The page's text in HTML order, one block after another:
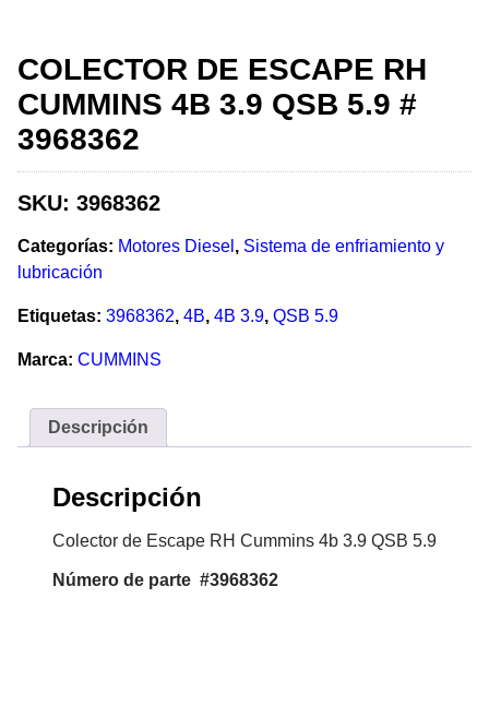
COLECTOR DE ESCAPE RH
CUMMINS 4B 3.9 QSB 5.9 #
3968362
SKU: 3968362
Categorías: Motores Diesel , Sistema de enfriamiento y
lubricación
Etiquetas: 3968362, 4B, 4B 3.9, QSB 5.9
Marca: CUMMINS
Descripción
Descripción
Colector de Escape RH Cummins 4b 3.9 QSB 5.9
Número de parte #3968362